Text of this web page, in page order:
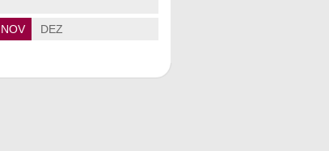
NOV DEZ